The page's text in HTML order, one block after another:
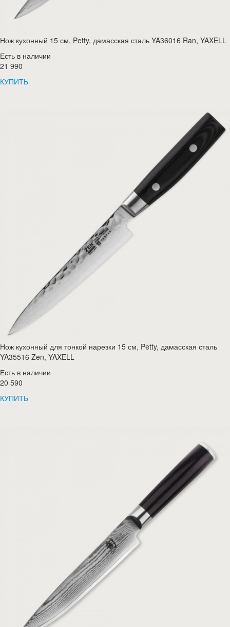
Нож кухонный 15 см, Petty, дамасская сталь YA36016 Ran, YAXELL
Есть в наличии
21 990
КУПИТЬ
Нож кухонный для тонкой нарезки 15 см, Petty, дамасская сталь
YA35516 Zen, YAXELL
Есть в наличии
20 590
КУПИТЬ